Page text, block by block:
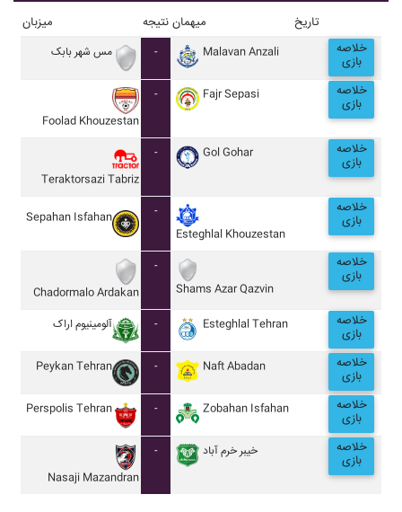
میزبان نتیجه میهمان تاریخ
مس شهر بابک - Malavan Anzali خلاصه
بازی
Foolad Khouzestan
- Fajr Sepasi خلاصه
بازی
Teraktorsazi Tabriz
- Gol Gohar خلاصه
بازی
Sepahan Isfahan
-
Esteghlal Khouzestan
خلاصه
بازی
Chadormalo Ardakan
-
Shams Azar Qazvin
خلاصه
بازی
آلومينيوم اراک - Esteghlal Tehran خلاصه
بازی
Peykan Tehran - Naft Abadan خلاصه
بازی
Perspolis Tehran - Zobahan Isfahan خلاصه
بازی
Nasaji Mazandran
- خيبر خرم آباد خلاصه
بازی